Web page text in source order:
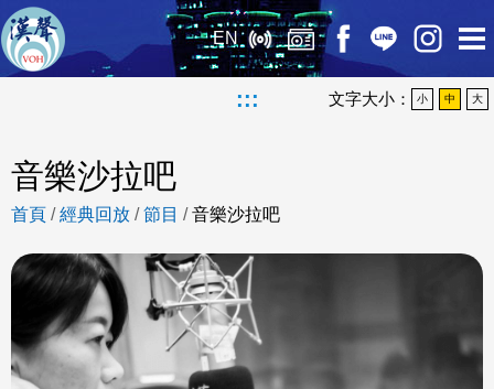
EN
::: 文字大小： 小 中 大
音樂沙拉吧
首頁 /經典回放 /節目 /音樂沙拉吧